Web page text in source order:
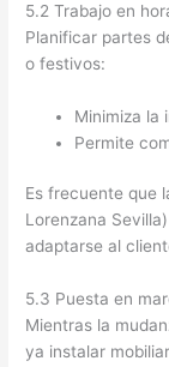
5.2 Trabajo en
Planificar partes
o festivos:
Minimiza la
Permite
Es frecuente que
Lorenzana
adaptarse al
5.3 Puesta en
Mientras la
ya instalar